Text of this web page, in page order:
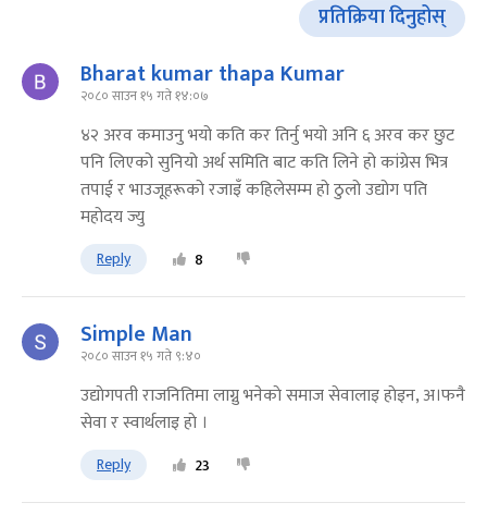
प्रतिक्रिया दिनुहोस्
Bharat kumar thapa Kumar
२०८० साउन १५ गते १४:०७
४२ अरव कमाउनु भयो कति कर तिर्नु भयो अनि ६ अरव कर छुट
पनि लिएको सुनियो अर्थ समिति बाट कति लिने हो कांग्रेस भित्र
तपाई र भाउजूहरूको रजाइँ कहिलेसम्म हो ठुलो उद्योग पति
महोदय ज्यु
Reply 8
Simple Man
२०८० साउन १५ गते ९:४०
उद्याेगपती राजनितिमा लाग्नु भनेकाे समाज सेवालाइ हाेइन, अ।फनै
सेवा र स्वार्थलाइ हाे ।
Reply 23